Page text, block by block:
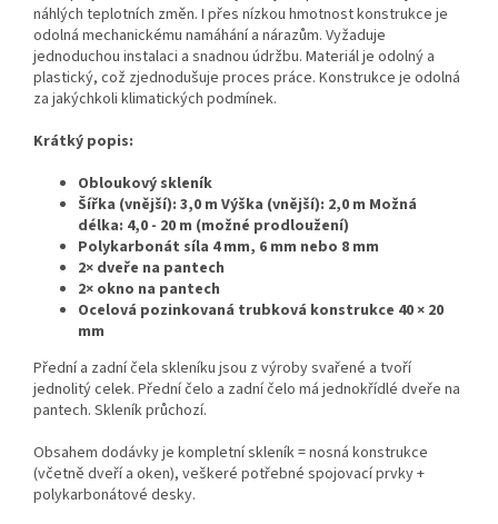
náhlých teplotních změn. I přes nízkou hmotnost konstrukce je
odolná mechanickému namáhání a nárazům. Vyžaduje
jednoduchou instalaci a snadnou údržbu. Materiál je odolný a
plastický, což zjednodušuje proces práce. Konstrukce je odolná
za jakýchkoli klimatických podmínek.
Krátký popis:
Obloukový skleník
Šířka (vnější): 3,0 m Výška (vnější): 2,0 m Možná
délka: 4,0 - 20 m (možné prodloužení)
Polykarbonát síla 4 mm, 6 mm nebo 8 mm
2× dveře na pantech
2× okno na pantech
Ocelová pozinkovaná trubková konstrukce 40 × 20
mm
Přední a zadní čela skleníku jsou z výroby svařené a tvoří
jednolitý celek. Přední čelo a zadní čelo má jednokřídlé dveře na
pantech. Skleník průchozí.
Obsahem dodávky je kompletní skleník = nosná konstrukce
(včetně dveří a oken), veškeré potřebné spojovací prvky +
polykarbonátové desky.